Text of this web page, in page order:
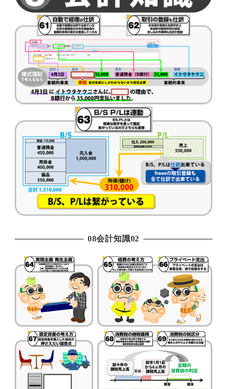
08会計知識02